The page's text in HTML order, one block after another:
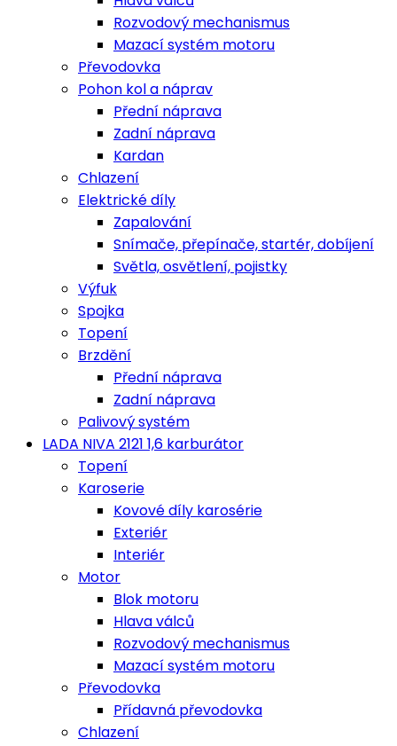
Rozvodový mechanismus
Mazací systém motoru
Převodovka
Pohon kol a náprav
Přední náprava
Zadní náprava
Kardan
Chlazení
Elektrické díly
Zapalování
Snímače, přepínače, startér, dobíjení
Světla, osvětlení, pojistky
Výfuk
Spojka
Topení
Brzdění
Přední náprava
Zadní náprava
Palivový systém
LADA NIVA 2121 1,6 karburátor
Topení
Karoserie
Kovové díly karosérie
Exteriér
Interiér
Motor
Blok motoru
Hlava válců
Rozvodový mechanismus
Mazací systém motoru
Převodovka
Přídavná převodovka
Chlazení